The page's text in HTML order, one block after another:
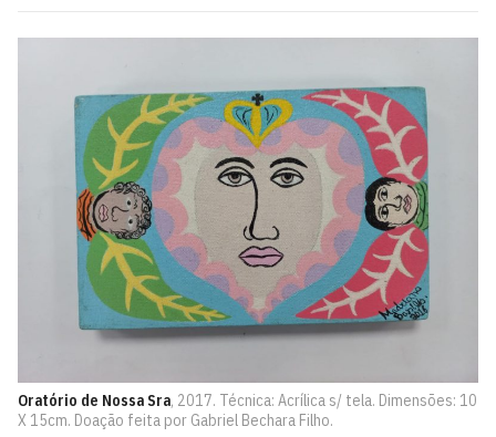
Oratório de Nossa Sra, 2017. Técnica: Acrílica s/ tela. Dimensões: 10
X 15cm. Doação feita por Gabriel Bechara Filho.